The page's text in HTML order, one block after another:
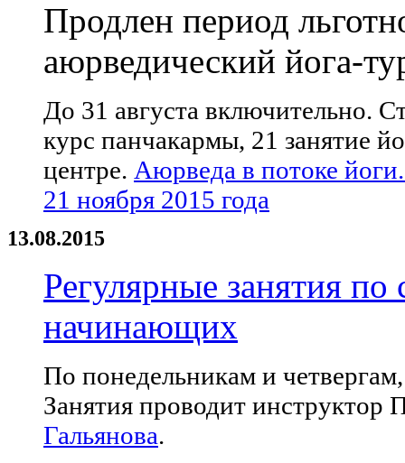
Продлен период
аюрведический йога-
До 31 августа включительно.
курс панчакармы, 21 занятие
центре. Аюрведа в потоке
21 ноября 2015 года
13.08.2015
Регулярные занятия
начинающих
По понедельникам и
Занятия проводит
Гальянова.